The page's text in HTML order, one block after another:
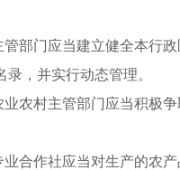
部门应当建立健全本行
，并实行动态管理。
农村主管部门应当积极
合作社应当对生产的农